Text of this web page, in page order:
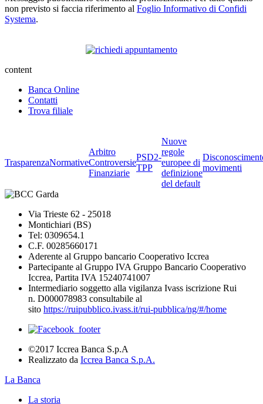
non previsto si faccia riferimento al Foglio Informativo di Confidi
Systema.
content
Banca Online
Contatti
Trova filiale
TrasparenzaNormative
Arbitro
Controversie
Finanziarie
PSD2-
TPP
Nuove
regole
europee di
definizione
del default
movimenti
Via Trieste 62 - 25018
Montichiari (BS)
Tel: 0309654.1
C.F. 00285660171
Aderente al Gruppo bancario Cooperativo Iccrea
Partecipante al Gruppo IVA Gruppo Bancario Cooperativo
Iccrea, Partita IVA 15240741007
Intermediario soggetto alla vigilanza Ivass iscrizione Rui
n. D000078983 consultabile al
sito https://ruipubblico.ivass.it/rui-pubblica/ng/#/home
©2017 Iccrea Banca S.p.A
Realizzato da Iccrea Banca S.p.A.
La Banca
La storia